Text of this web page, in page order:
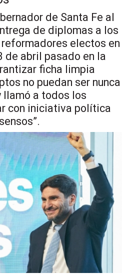
de Santa Fe al
de diplomas a los
electos en
de abril pasado en la
ficha limpia
no puedan ser nunca
llamó a todos los
con iniciativa política